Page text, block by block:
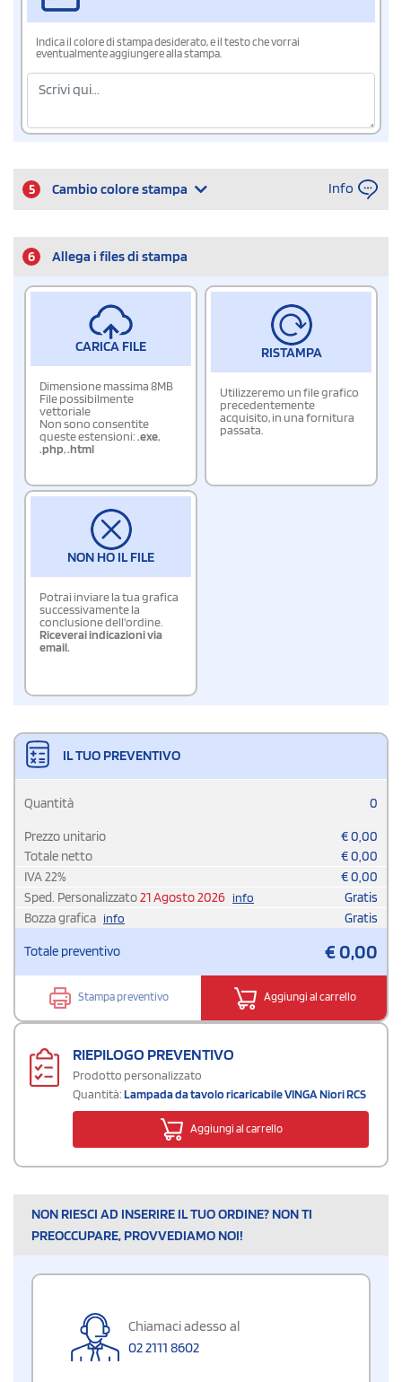
Indica il colore di stampa desiderato, e il testo che vorrai
eventualmente aggiungere alla stampa.
5 Cambio colore stampa Info
6 Allega i files di stampa
CARICA FILE
Dimensione massima 8MB
File possibilmente
vettoriale
Non sono consentite
queste estensioni:.exe,
.php,.html
RISTAMPA
Utilizzeremo un file grafico
precedentemente
acquisito, in una fornitura
passata.
NON HO IL FILE
Potrai inviare la tua grafica
successivamente la
conclusione dell'ordine.
Riceverai indicazioni via
email.
IL TUO PREVENTIVO
Quantità 0
Prezzo unitario €0,00
Totale netto
€0,00
IVA22% €0,00
Sped. Personalizzato21 Agosto 2026 info
Gratis
Bozza grafica info Gratis
Totale preventivo €0,00
Stampa preventivo Aggiungi al carrello
RIEPILOGO PREVENTIVO
Prodotto personalizzato
Quantità:Lampada da tavolo ricaricabile VINGA Niori RCS
Aggiungi al carrello
NON RIESCI AD INSERIRE IL TUO ORDINE? NON TI
PREOCCUPARE, PROVVEDIAMO NOI!
Chiamaci adesso al
02 2111 8602